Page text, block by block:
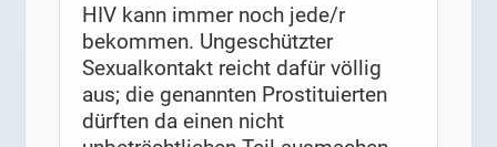
HIV kann immer noch jede/r
bekommen. Ungeschützter
Sexualkontakt reicht dafür völlig
aus; die genannten Prostituierten
dürften da einen nicht